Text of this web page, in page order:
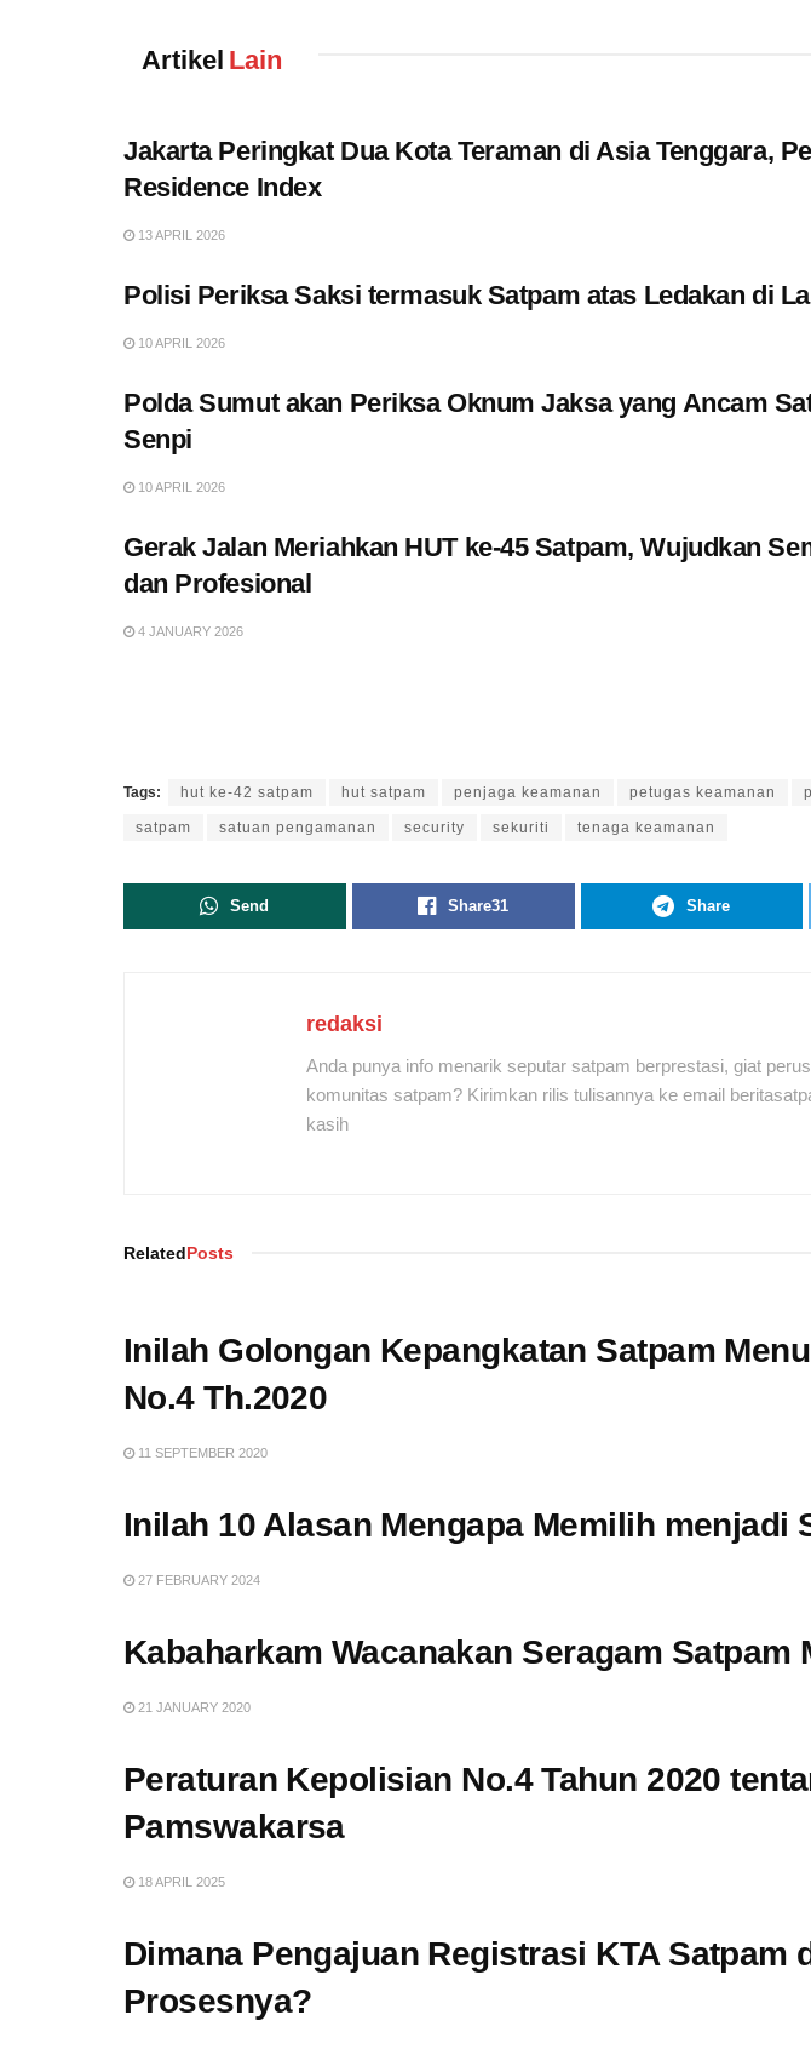
Artikel Lain
Jakarta Peringkat Dua Kota Teraman di Asia Tenggara,
Residence Index
13 APRIL 2026
Polisi Periksa Saksi termasuk Satpam atas Ledakan di
10 APRIL 2026
Polda Sumut akan Periksa Oknum Jaksa yang Ancam
Senpi
10 APRIL 2026
Gerak Jalan Meriahkan HUT ke-45 Satpam, Wujudkan
dan Profesional
4 JANUARY 2026
Tags: hut ke-42 satpam hut satpam penjaga keamanan petugas keamanan
satpam satuan pengamanan security sekuriti tenaga keamanan
Send Share31 Share
redaksi
Anda punya info menarik seputar satpam berprestasi, giat
komunitas satpam? Kirimkan rilis tulisannya ke email
kasih
RelatedPosts
Inilah Golongan Kepangkatan Satpam
No.4 Th.2020
11 SEPTEMBER 2020
Inilah 10 Alasan Mengapa Memilih menjadi
27 FEBRUARY 2024
Kabaharkam Wacanakan Seragam Satpam
21 JANUARY 2020
Peraturan Kepolisian No.4 Tahun 2020
Pamswakarsa
18 APRIL 2025
Dimana Pengajuan Registrasi KTA Satpam
Prosesnya?